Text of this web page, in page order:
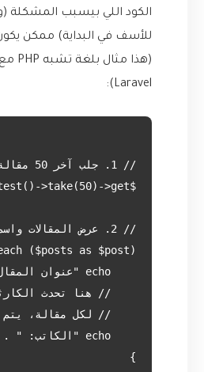
الكود اللي بيسبب المشكلة
للأسف في البداية) ممكن
Laravel):
}